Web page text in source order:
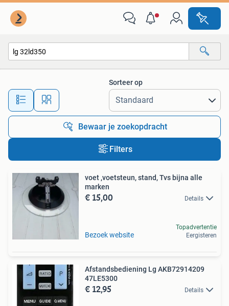
Alle afstanden…
Sorteer op
Bewaar je zoekopdracht
Filters
voet ,voetsteun, stand, Tvs bijna alle
marken
€ 15,00 Details
Bezoek website
Topadvertentie
Eergisteren
Afstandsbediening Lg AKB72914209
47LE5300
€ 12,95 Details